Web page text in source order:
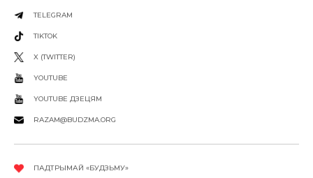
TELEGRAM
TIKTOK
X (TWITTER)
YOUTUBE
YOUTUBE ДЗЕЦЯМ
RAZAM@BUDZMA.ORG
ПАДТРЫМАЙ «БУДЗЬМУ»